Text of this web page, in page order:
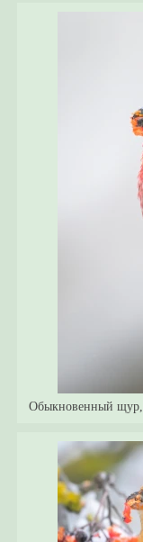
Обыкновенный щур,